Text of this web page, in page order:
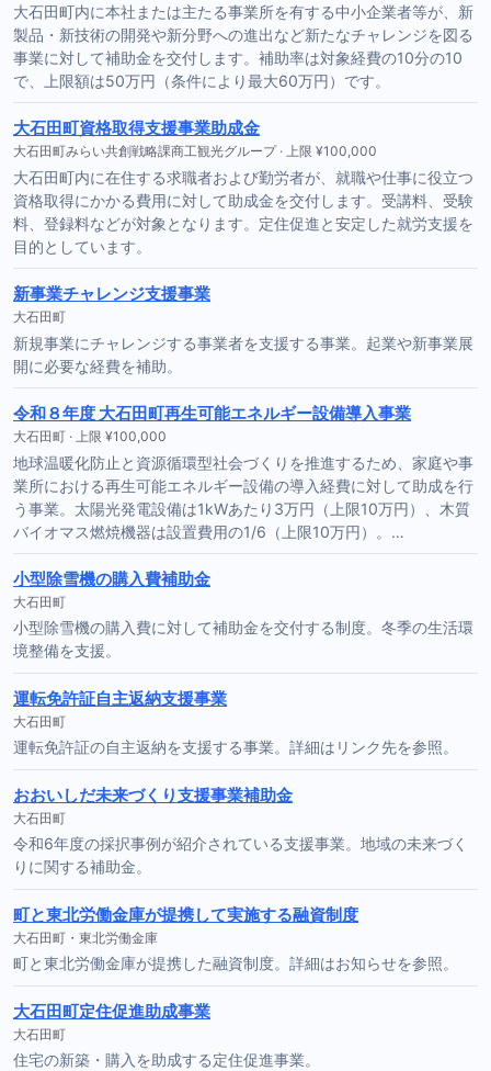
大石田町内に本社または主たる事業所を有する中小企業者等が、新
製品・新技術の開発や新分野への進出など新たなチャレンジを図る
事業に対して補助金を交付します。補助率は対象経費の10分の10
で、上限額は50万円（条件により最大60万円）です。
大石田町資格取得支援事業助成金
大石田町みらい共創戦略課商工観光グループ · 上限 ¥100,000
大石田町内に在住する求職者および勤労者が、就職や仕事に役立つ
資格取得にかかる費用に対して助成金を交付します。受講料、受験
料、登録料などが対象となります。定住促進と安定した就労支援を
目的としています。
新事業チャレンジ支援事業
大石田町
新規事業にチャレンジする事業者を支援する事業。起業や新事業展
開に必要な経費を補助。
令和８年度 大石田町再生可能エネルギー設備導入事業
大石田町 · 上限 ¥100,000
地球温暖化防止と資源循環型社会づくりを推進するため、家庭や事
業所における再生可能エネルギー設備の導入経費に対して助成を行
う事業。太陽光発電設備は1kWあたり3万円（上限10万円）、木質
バイオマス燃焼機器は設置費用の1/6（上限10万円）。…
小型除雪機の購入費補助金
大石田町
小型除雪機の購入費に対して補助金を交付する制度。冬季の生活環
境整備を支援。
運転免許証自主返納支援事業
大石田町
運転免許証の自主返納を支援する事業。詳細はリンク先を参照。
おおいしだ未来づくり支援事業補助金
大石田町
令和6年度の採択事例が紹介されている支援事業。地域の未来づく
りに関する補助金。
町と東北労働金庫が提携して実施する融資制度
大石田町・東北労働金庫
町と東北労働金庫が提携した融資制度。詳細はお知らせを参照。
大石田町定住促進助成事業
大石田町
住宅の新築・購入を助成する定住促進事業。